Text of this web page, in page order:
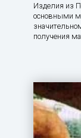
Изделия из
основными
получения